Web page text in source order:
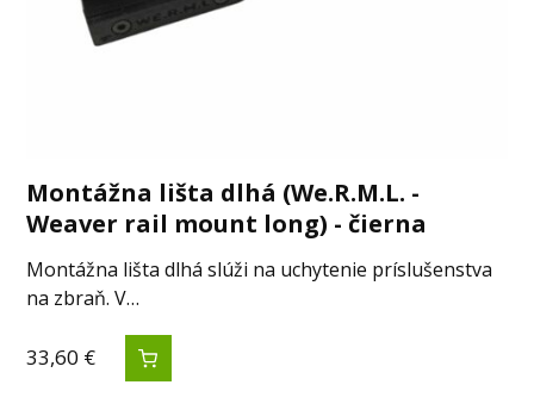
Montážna lišta dlhá (We.R.M.L. -
Weaver rail mount long) - čierna
Montážna lišta dlhá slúži na uchytenie príslušenstva
na zbraň. V…
33,60 €